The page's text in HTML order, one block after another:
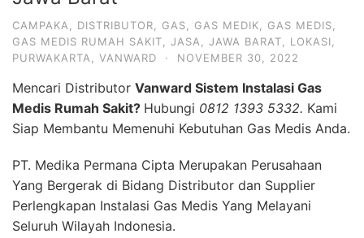
CAMPAKA DISTRIBUTOR GAS GAS MEDIK GAS MEDIS
GAS MEDIS RUMAH SAKIT
JASA JAWA BARAT LOKASI
PURWAKARTA
VANWARD · NOVEMBER 30, 2022
Mencari Distributor Vanward Sistem Instalasi Gas
Medis Rumah Sakit? Hubungi 0812 1393 5332. Kami
Siap Membantu Memenuhi Kebutuhan Gas Medis Anda.
PT. Medika Permana Cipta Merupakan Perusahaan
Yang Bergerak di Bidang Distributor dan Supplier
Perlengkapan Instalasi Gas Medis Yang Melayani
Seluruh Wilayah Indonesia.